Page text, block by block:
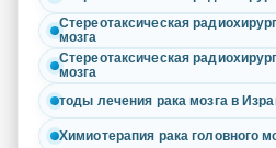
Стереотаксическая
мозга
Стереотаксическая
мозга
тоды лечения рака мозга в
Химиотерапия рака головного